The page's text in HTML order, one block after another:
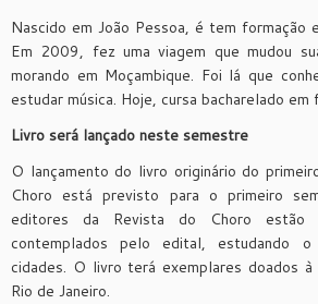
Nascido em João Pessoa, é tem formação
Em 2009, fez uma viagem que mudou
morando em Moçambique. Foi lá que
estudar música. Hoje, cursa bacharelado
Livro será lançado neste semestre
O lançamento do livro originário do
Choro está previsto para o primeiro
editores da Revista do Choro
contemplados pelo edital, estudando o
cidades. O livro terá exemplares doados
Rio de Janeiro.